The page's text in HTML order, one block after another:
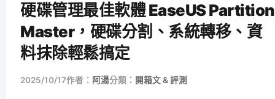
硬碟管理最佳軟體 EaseUS Partition
Master，硬碟分割、系統轉移、資
料抹除輕鬆搞定
2025/10/17作者： 阿湯分類： 開箱文 & 評測